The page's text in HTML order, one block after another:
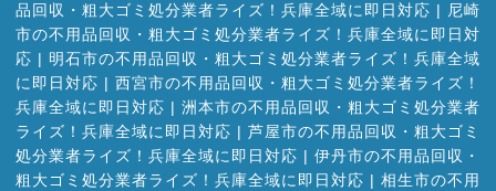
品回収・粗大ゴミ処分業者ライズ！兵庫全域に即日対応 | 尼崎
市の不用品回収・粗大ゴミ処分業者ライズ！兵庫全域に即日対
応 | 明石市の不用品回収・粗大ゴミ処分業者ライズ！兵庫全域
に即日対応 | 西宮市の不用品回収・粗大ゴミ処分業者ライズ！
兵庫全域に即日対応 | 洲本市の不用品回収・粗大ゴミ処分業者
ライズ！兵庫全域に即日対応 | 芦屋市の不用品回収・粗大ゴミ
処分業者ライズ！兵庫全域に即日対応 | 伊丹市の不用品回収・
粗大ゴミ処分業者ライズ！兵庫全域に即日対応 | 相生市の不用